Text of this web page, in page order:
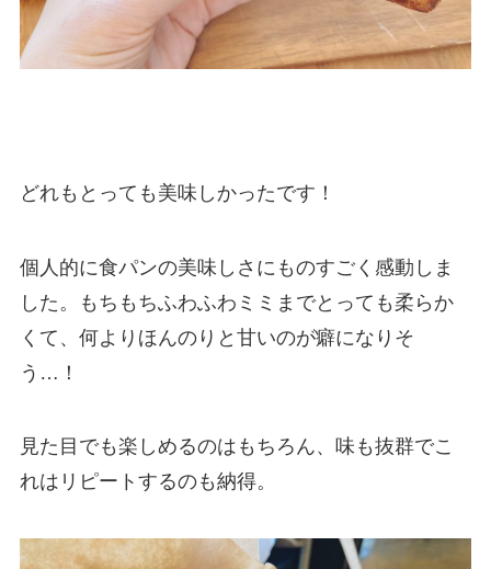
どれもとっても美味しかったです！
個人的に食パンの美味しさにものすごく感動しま
した。もちもちふわふわミミまでとっても柔らか
くて、何よりほんのりと甘いのが癖になりそ
う…！
見た目でも楽しめるのはもちろん、味も抜群でこ
れはリピートするのも納得。